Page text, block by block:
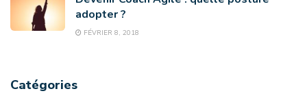
adopter ?
FÉVRIER 8, 2018
Catégories